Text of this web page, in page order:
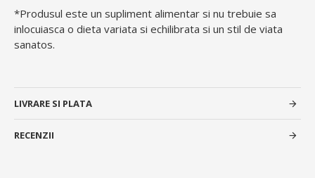
*Produsul este un supliment alimentar si nu trebuie sa
inlocuiasca o dieta variata si echilibrata si un stil de viata
sanatos.
LIVRARE SI PLATA
RECENZII